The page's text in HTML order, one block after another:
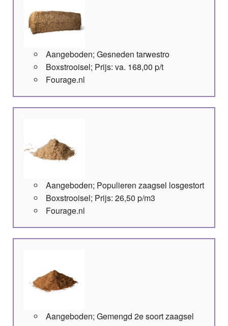
Aangeboden; Gesneden tarwestro
Boxstrooisel; Prijs: va. 168,00 p/t
Fourage.nl
Aangeboden; Populieren zaagsel losgestort
Boxstrooisel; Prijs: 26,50 p/m3
Fourage.nl
Aangeboden; Gemengd 2e soort zaagsel